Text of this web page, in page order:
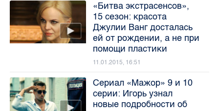
«Битва экстрасенсов»,
15 сезон: красота
Джулии Ванг досталась
ей от рождении, а не при
помощи пластики
11.01.2015, 16:51
Сериал «Мажор» 9 и 10
серии: Игорь узнал
новые подробности об